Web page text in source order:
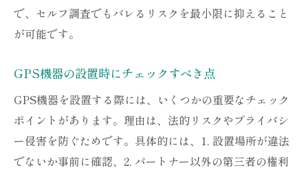
で、セルフ調査でもバレるリスクを最小限に抑えること
が可能です。
GPS機器の設置時にチェックすべき点
GPS機器を設置する際には、いくつかの重要なチェック
ポイントがあります。理由は、法的リスクやプライバシ
ー侵害を防ぐためです。具体的には、1. 設置場所が違法
でないか事前に確認、2. パートナー以外の第三者の権利